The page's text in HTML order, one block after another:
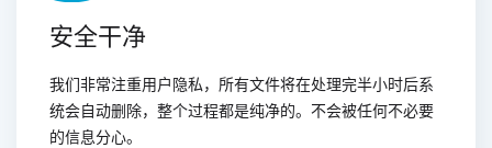
安全干净
我们非常注重用户隐私，所有文件将在处理完半小时后系
统会自动删除，整个过程都是纯净的。不会被任何不必要
的信息分心。